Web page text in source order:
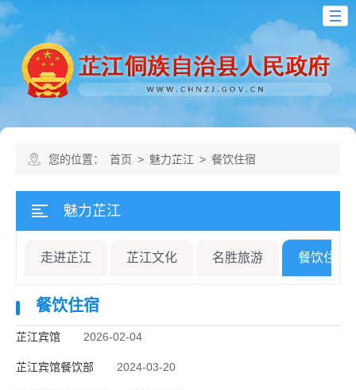
您的位置： 首页 > 魅力芷江 > 餐饮住宿
魅力芷江
走进芷江 芷江文化 名胜旅游 餐饮住宿
餐饮住宿
芷江宾馆 2026-02-04
芷江宾馆餐饮部 2024-03-20